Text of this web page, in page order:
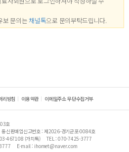
보 문의는 채널톡으로 문의부탁드립니다.
리방침 이용약관 이메일주소 무단수집거부
호
통신판매업신고번호 : 제2026-경기군포-0084호
467108 (가치톡)
TEL : 070-7425-3777
E-mail : ihomet@naver.com